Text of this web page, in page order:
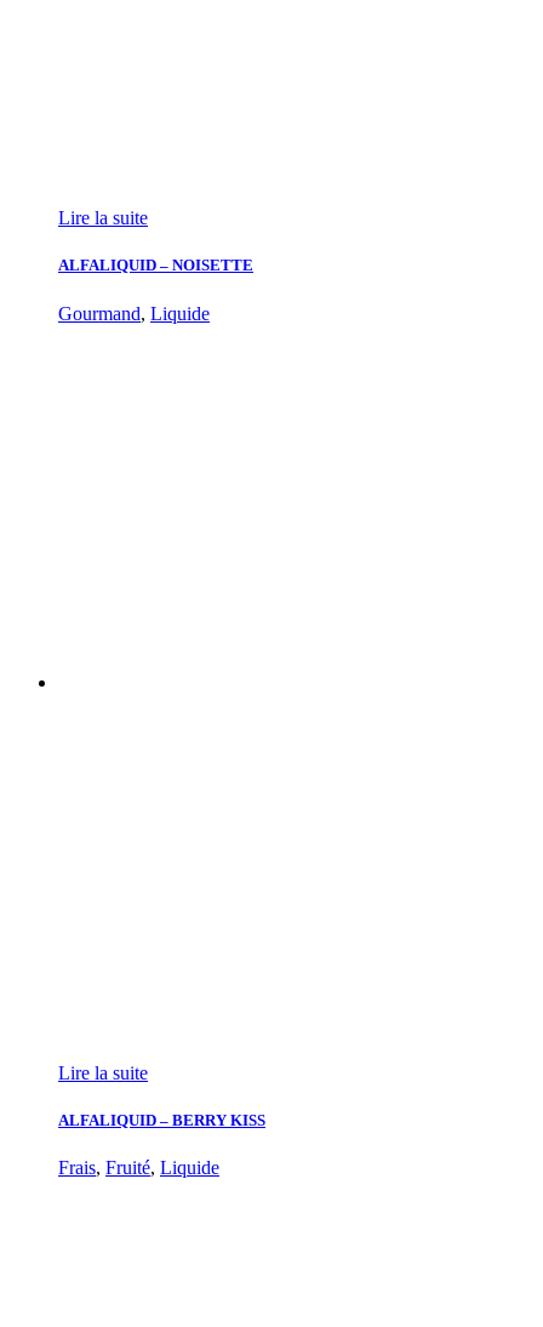
Lire la suite
ALFALIQUID – NOISETTE
Gourmand, Liquide
Lire la suite
ALFALIQUID – BERRY KISS
Frais, Fruité, Liquide